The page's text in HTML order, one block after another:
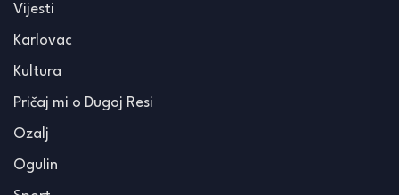
Vijesti
Karlovac
Kultura
Pričaj mi o Dugoj Resi
Ozalj
Ogulin